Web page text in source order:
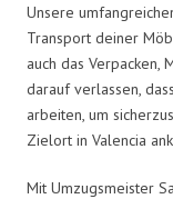
Unsere
Transport deiner
auch das Verpacken,
darauf verlassen,
arbeiten, um
Zielort in Valencia
Mit Umzugsmeister